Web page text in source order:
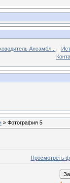
Ансамбл...
» Фотография 5
Просмотреть